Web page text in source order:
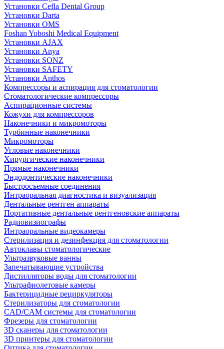
Установки Cefla Dental Group
Установки Darta
Установки OMS
Foshan Yoboshi Medical Equipment
Установки AJAX
Установки Anya
Установки SONZ
Установки SAFETY
Установки Anthos
Компрессоры и аспирация для стоматологии
Стоматологические компрессоры
Аспирационные системы
Кожухи для компрессоров
Наконечники и микромоторы
Турбинные наконечники
Микромоторы
Угловые наконечники
Хирургические наконечники
Прямые наконечники
Эндодонтические наконечники
Быстросъемные соединения
Интраоральная диагностика и визуализация
Дентальные рентген аппараты
Портативные дентальные рентгеновские аппараты
Радиовизиографы
Интраоральные видеокамеры
Стерилизация и дезинфекция для стоматологии
Автоклавы стоматологические
Ультразвуковые ванны
Запечатывающие устройства
Дистилляторы воды для стоматологии
Ультрафиолетовые камеры
Бактерицидные рециркуляторы
Стерилизаторы для стоматологии
CAD/CAM системы для стоматологии
Фрезеры для стоматологии
3D cканеры для стоматологии
3D принтеры для стоматологии